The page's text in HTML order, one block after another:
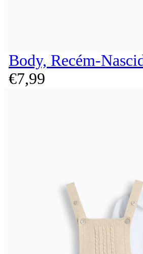
Body, Recém-
€7,99